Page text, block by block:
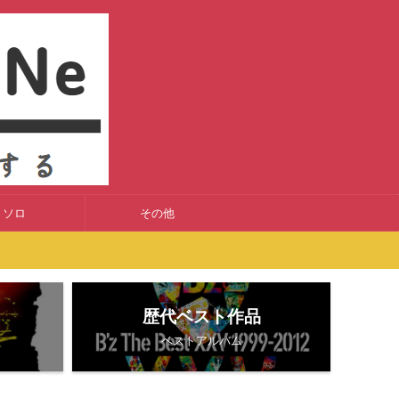
ソロ その他
歴代ベスト作品
ベストアルバム